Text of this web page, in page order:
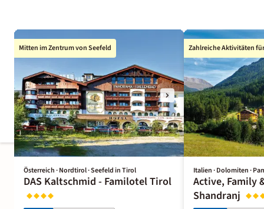
Mitten im Zentrum von Seefeld
Österreich · Nordtirol · Seefeld in Tirol
DAS Kaltschmid - Familotel Tirol
Zahlreiche Aktivitäten
Italien · Dolomiten ·
Active, Family
Shandranj